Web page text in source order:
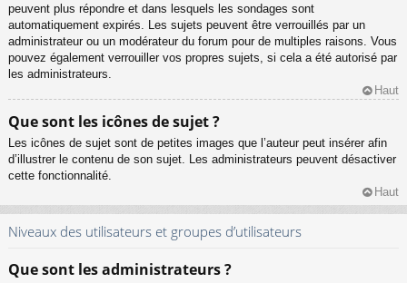
peuvent plus répondre et dans lesquels les sondages sont
automatiquement expirés. Les sujets peuvent être verrouillés par un
administrateur ou un modérateur du forum pour de multiples raisons. Vous
pouvez également verrouiller vos propres sujets, si cela a été autorisé par
les administrateurs.
Haut
Que sont les icônes de sujet ?
Les icônes de sujet sont de petites images que l’auteur peut insérer afin
d’illustrer le contenu de son sujet. Les administrateurs peuvent désactiver
cette fonctionnalité.
Haut
Niveaux des utilisateurs et groupes d’utilisateurs
Que sont les administrateurs ?